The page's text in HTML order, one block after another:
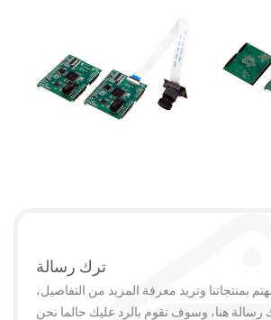
ترك رسالة
بمنتجاتنا وتريد معرفة المزيد من التفاصيل،